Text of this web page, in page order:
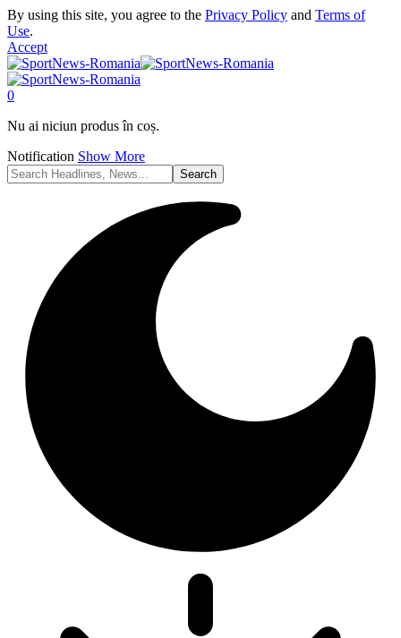
By using this site, you agree to the Privacy Policy and Terms of
Use.
Accept
0
Nu ai niciun produs în coș.
Notification Show More